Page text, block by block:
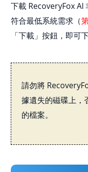
下載 RecoveryFox AI
符合最低系統需求（
「下載」按鈕，即可
請勿將
據遺失的磁碟上，
的檔案。